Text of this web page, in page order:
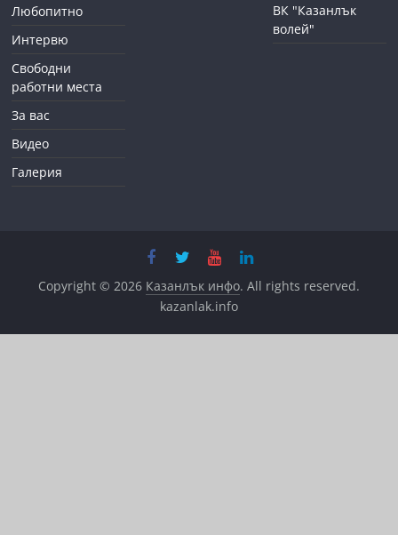
Любопитно
Интервю
Свободни
работни места
За вас
Видео
Галерия
ВК "Казанлък
волей"
Copyright © 2026 Казанлък инфо. All rights reserved.
kazanlak.info